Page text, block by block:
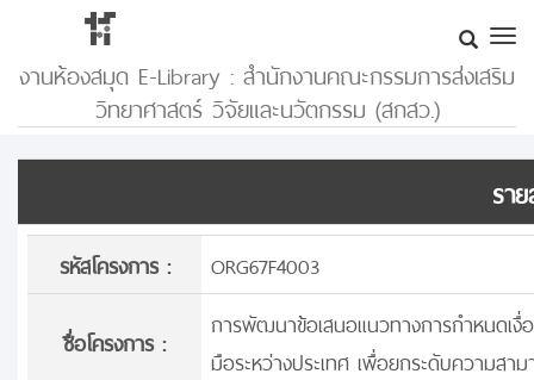
งานห้องสมุด E-Library : สำนักงานคณะกรรมการส่งเสริม
วิทยาศาสตร์ วิจัยและนวัตกรรม (สกสว.)
รา
รหัสโครงการ : ORG67F4003
ชื่อโครงการ :
การพัฒนาข้อเสนอแนวทางการกำหนดเงื่
มือระหว่างประเทศ เพื่อยกระดับความสา